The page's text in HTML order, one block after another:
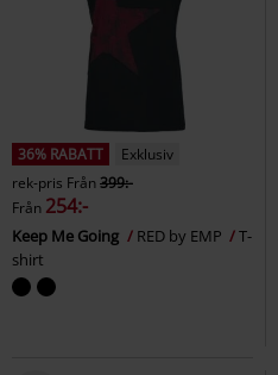
36% RABATT
Exklusiv
rek-pris Från399:-
Från 254:-
Keep Me Going RED by EMP
T-
shirt